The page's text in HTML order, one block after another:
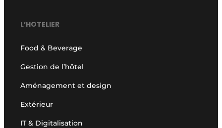
L’HOTELIER
Food & Beverage
Gestion de l’hôtel
Aménagement et design
Extérieur
IT & Digitalisation